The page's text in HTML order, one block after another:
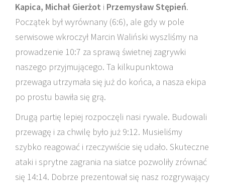
Kapica, Michał Gierżot i Przemysław Stępień.
Początek był wyrównany (6:6), ale gdy w pole
serwisowe wkroczył Marcin Waliński wyszliśmy na
prowadzenie 10:7 za sprawą świetnej zagrywki
naszego przyjmującego. Ta kilkupunktowa
przewaga utrzymała się już do końca, a nasza ekipa
po prostu bawiła się grą.
Drugą partię lepiej rozpoczęli nasi rywale. Budowali
przewagę i za chwilę było już 9:12. Musieliśmy
szybko reagować i rzeczywiście się udało. Skuteczne
ataki i sprytne zagrania na siatce pozwoliły zrównać
się 14:14. Dobrze prezentował się nasz rozgrywający